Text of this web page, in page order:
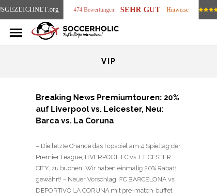
.org 474 Bewertungen SEHR GUT Hinweise
VIP
Breaking News Premiumtouren: 20%
auf Liverpool vs. Leicester, Neu:
Barca vs. La Coruna
– Die letzte Chance das Topspiel am 4.Spieltag der
Premier League, LIVERPOOL FC vs. LEICESTER
CITY, zu buchen. Wir haben einmalig 20% Rabatt
gewährt! – Neuer Vorschlag: FC BARCELONA vs.
DEPORTIVO LA CORUNA mit pre-match-buffet